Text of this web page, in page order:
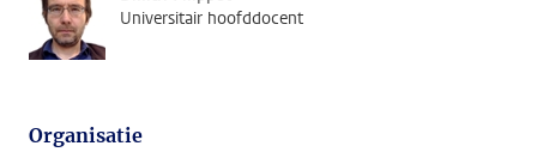
Universitair hoofddocent
Organisatie